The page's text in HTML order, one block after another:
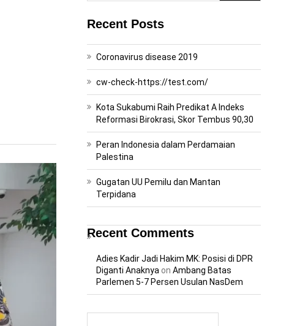
Recent Posts
Coronavirus disease 2019
cw-check-https://test.com/
Kota Sukabumi Raih Predikat A Indeks
Reformasi Birokrasi, Skor Tembus 90,30
Peran Indonesia dalam Perdamaian
Palestina
Gugatan UU Pemilu dan Mantan
Terpidana
Recent Comments
Adies Kadir Jadi Hakim MK: Posisi di DPR
Diganti Anaknya on Ambang Batas
Parlemen 5-7 Persen Usulan NasDem